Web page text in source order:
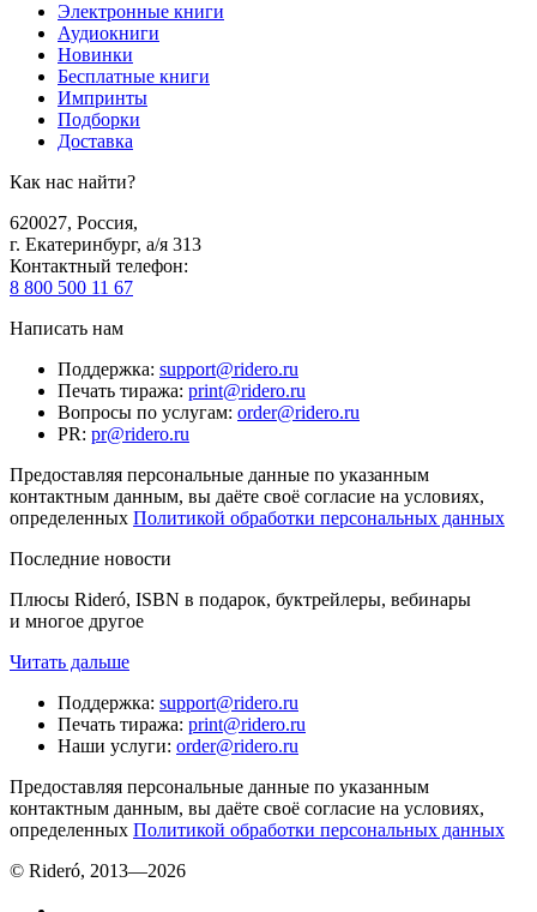
Электронные книги
Аудиокниги
Новинки
Бесплатные книги
Импринты
Подборки
Доставка
Как нас найти?
620027, Россия,
г. Екатеринбург, а/я 313
Контактный телефон:
8 800 500 11 67
Написать нам
Поддержка: support@ridero.ru
Печать тиража: print@ridero.ru
Вопросы по услугам: order@ridero.ru
PR: pr@ridero.ru
Предоставляя персональные данные по указанным
контактным данным, вы даёте своё согласие на условиях,
определенных Политикой обработки персональных данных
Последние новости
Плюсы Rideró, ISBN в подарок, буктрейлеры, вебинары
и многое другое
Читать дальше
Поддержка: support@ridero.ru
Печать тиража: print@ridero.ru
Наши услуги: order@ridero.ru
Предоставляя персональные данные по указанным
контактным данным, вы даёте своё согласие на условиях,
определенных Политикой обработки персональных данных
© Rideró, 2013—2026